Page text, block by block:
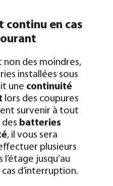
continu en cas
des moindres,
installées sous
une continuité
lors des coupures
survenir à tout
batteries
, il vous sera
plusieurs
jusqu’au
d’interruption.